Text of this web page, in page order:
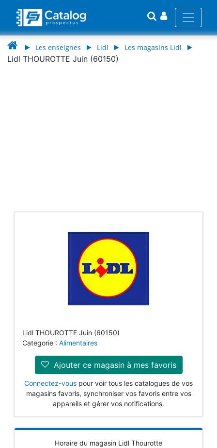
Les enseignes Lidl Les magasins Lidl
Lidl THOUROTTE Juin (60150)
Lidl THOUROTTE Juin (60150)
Categorie : Alimentaires
Ajouter ce magasin à mes favoris
Connectez-vous pour voir tous les catalogues de vos
magasins favoris, synchroniser vos favoris entre vos
appareils et gérer vos notifications.
Horaire du magasin Lidl Thourotte